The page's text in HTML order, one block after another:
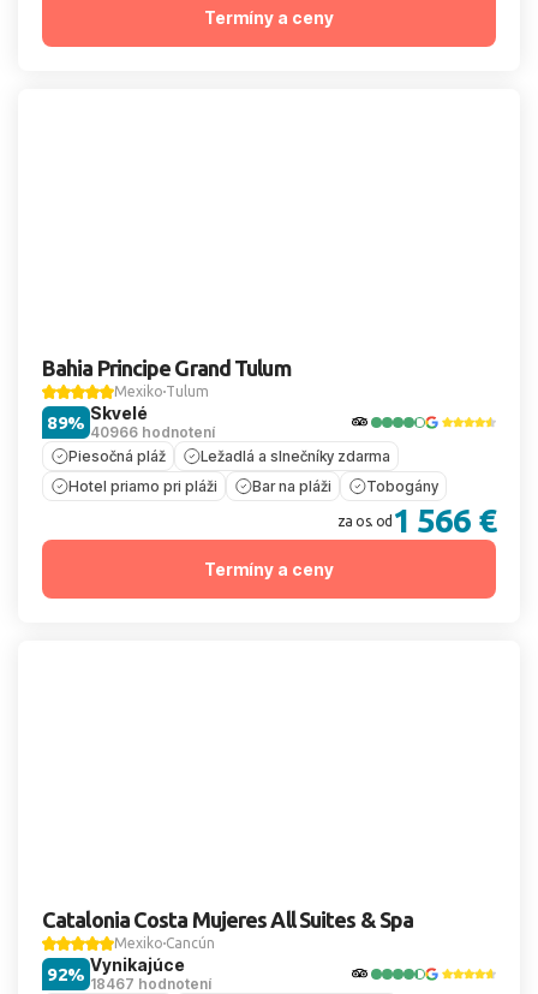
Termíny a ceny
Bahia Principe Grand Tulum
Mexiko Tulum
Skvelé
40966 hodnotení
89%
Piesočná pláž
Ležadlá a slnečníky zdarma
Hotel priamo pri pláži
Bar na pláži Tobogány
za os. od 1 566 €
Termíny a ceny
Catalonia Costa Mujeres All Suites & Spa
Mexiko Cancún
Vynikajúce
18467 hodnotení
92%